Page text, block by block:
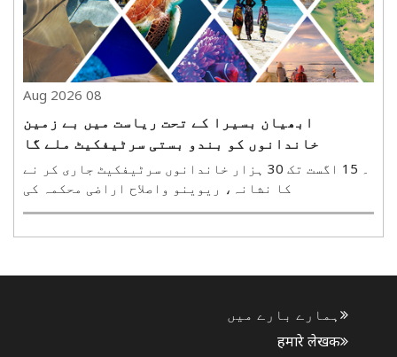
08 Aug 2026
ابھیان بسیرا کے تحت ریاست میں بے زمین
خاندانوں کو بندو بستی سرٹیفکیٹ ملے گا
۔ 15 اگست تک 30 ہزار خاندانوں سرٹیفکیٹ جاری کر نے
کا نشانہ، ریوینو واصلاح اراضی محکمہ کی
تیاریپٹنہ، 8 اگست(ہ س)۔ بہار حکومت ریاست میں بے
ہمارے بارے میں
हमारे लेखक